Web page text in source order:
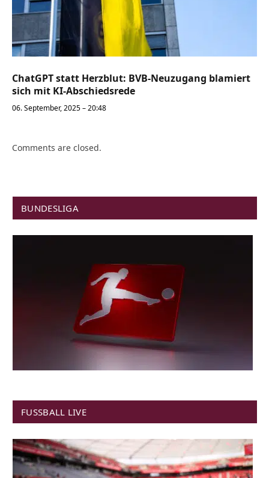
ChatGPT statt Herzblut: BVB-Neuzugang blamiert
sich mit KI-Abschiedsrede
06. September, 2025 – 20:48
Comments are closed.
BUNDESLIGA
FUSSBALL LIVE